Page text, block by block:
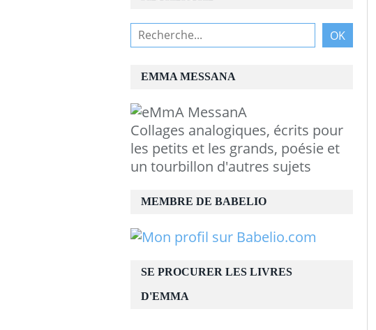
EMMA MESSANA
Collages analogiques, écrits pour
les petits et les grands, poésie et
un tourbillon d'autres sujets
MEMBRE DE BABELIO
SE PROCURER LES LIVRES
D'EMMA